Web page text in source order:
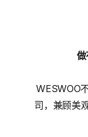
WESWOO
司，兼顾美